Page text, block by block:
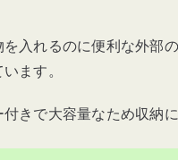
入れるのに便利な外部
ます。
きで大容量なため収納に